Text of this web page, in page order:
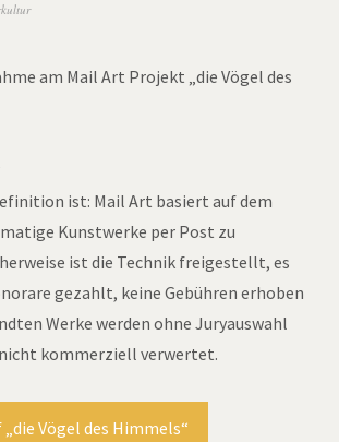
am Mail Art Projekt „die Vögel des
ist: Mail Art basiert auf dem
Kunstwerke per Post zu
ist die Technik freigestellt, es
gezahlt, keine Gebühren erhoben
Werke werden ohne Juryauswahl
kommerziell verwertet.
Vögel des Himmels“